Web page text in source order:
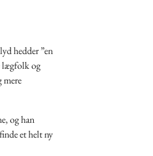
hedder ”en
lægfolk og
og han
et helt ny